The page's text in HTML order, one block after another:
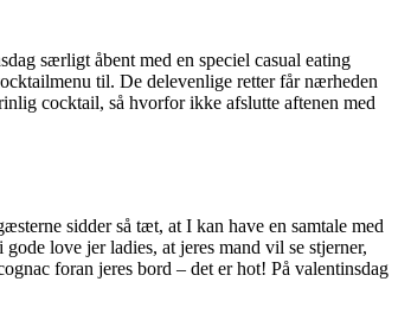
særligt åbent med en speciel casual eating
til. De delevenlige retter får nærheden
cocktail, så hvorfor ikke afslutte aftenen med
sidder så tæt, at I kan have en samtale med
love jer ladies, at jeres mand vil se stjerner,
foran jeres bord – det er hot! På valentinsdag